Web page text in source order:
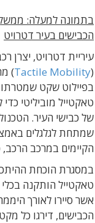
בתמונה למעלה:
הכבישים בעיר דטרויט
עיריית דטרויט, יצרן
(
Tactile Mobility
)
בפיילוט שקט
טאקטייל מוביליטי
של כבישי העיר.
שמתחת לגלגלים
הקיימים במרכב הרכב,
במסגרת הוכחת
טאקטייל הותקנה
אשר סיירו לאורך
הכבישים, דירגו כל